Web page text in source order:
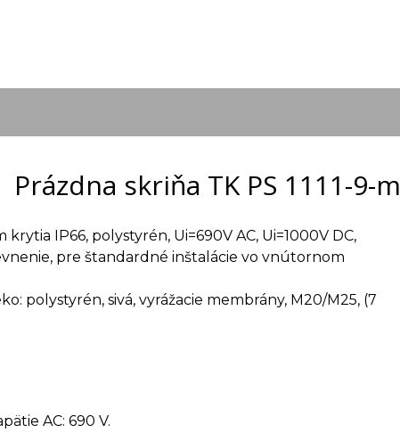
Prázdna skriňa TK PS 1111-9-m
IP66, polystyrén, Ui=690V AC, Ui=1000V DC,
pre štandardné inštalácie vo vnútornom
polystyrén, sivá, vyrážacie membrány, M20/M25, (7
AC: 690 V.